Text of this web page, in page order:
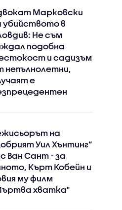
Марковски
убийството в
Не съм
подобна
и садизъм
непълнолетни,
е
на
Уил Хънтинг“
Ван Сант - за
Кърт Кобейн и
му филм
хватка"